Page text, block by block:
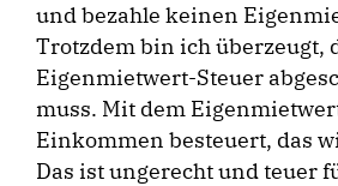
und bezahle keinen
Trotzdem bin ich überzeugt,
Eigenmietwert-Steuer
muss. Mit dem
Einkommen besteuert, das
Das ist ungerecht und teuer